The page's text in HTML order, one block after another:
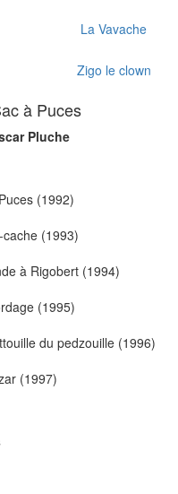
La Vavache
Zigo le clown
à Puces
Pluche
(1992)
(1993)
à Rigobert (1994)
(1995)
du pedzouille (1996)
(1997)